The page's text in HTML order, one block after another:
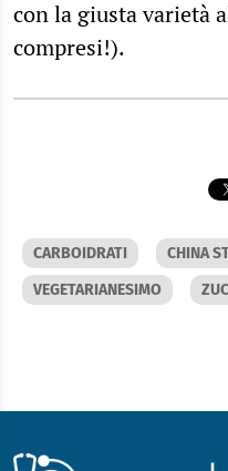
con la giusta varietà
compresi!).
CARBOIDRATI CHINA
VEGETARIANESIMO